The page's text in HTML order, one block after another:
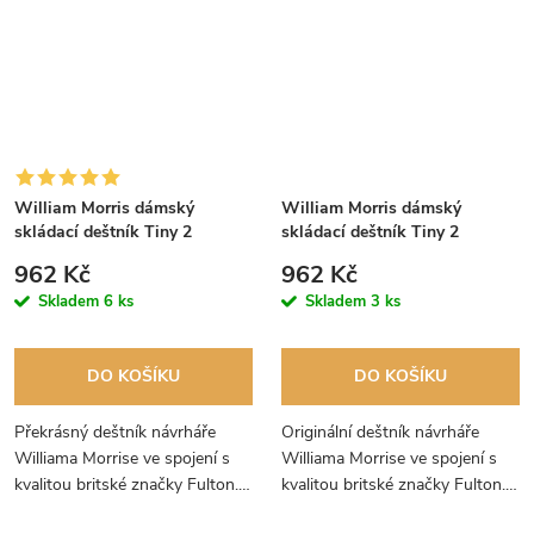
William Morris dámský
skládací deštník Tiny 2
962 Kč
Skladem 6 ks
DO KOŠÍKU
Překrásný deštník návrháře
Williama Morrise ve spojení s
kvalitou britské značky Fulton.
William Morris dámský
skládací deštník Tiny 2
962 Kč
Skladem 3 ks
DO KOŠÍKU
Originální deštník návrháře
Williama Morrise ve spojení s
kvalitou britské značky Fulton.